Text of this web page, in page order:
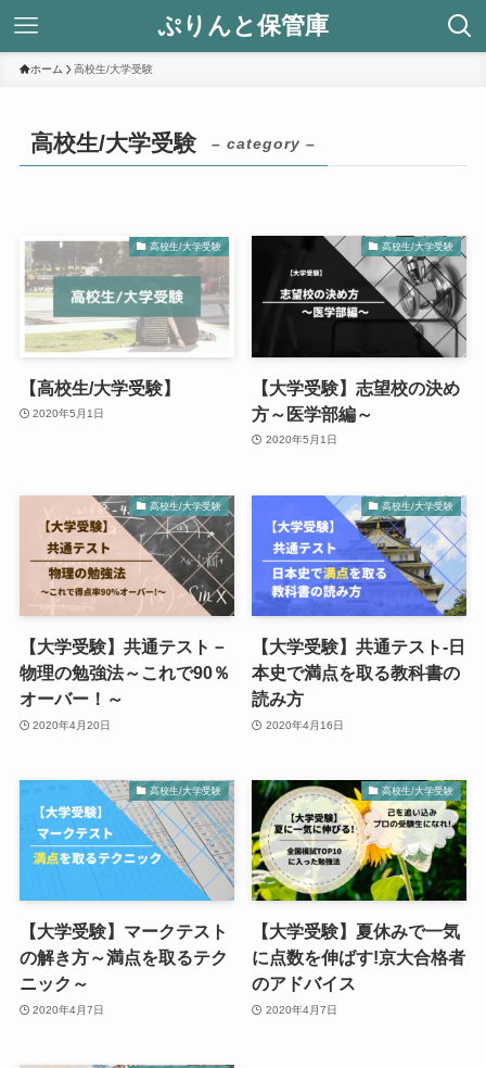
ぷりんと保管庫
ホーム 高校生/大学受験
高校生/大学受験 – category –
高校生/大学受験
【高校生/大学受験】
2020年5月1日
高校生/大学受験
【大学受験】志望校の決め
方～医学部編～
2020年5月1日
高校生/大学受験
【大学受験】共通テスト－
物理の勉強法～これで90％
オーバー！～
2020年4月20日
高校生/大学受験
【大学受験】共通テスト-日
本史で満点を取る教科書の
読み方
2020年4月16日
高校生/大学受験
【大学受験】マークテスト
の解き方～満点を取るテク
ニック～
2020年4月7日
高校生/大学受験
【大学受験】夏休みで一気
に点数を伸ばす!京大合格者
のアドバイス
2020年4月7日